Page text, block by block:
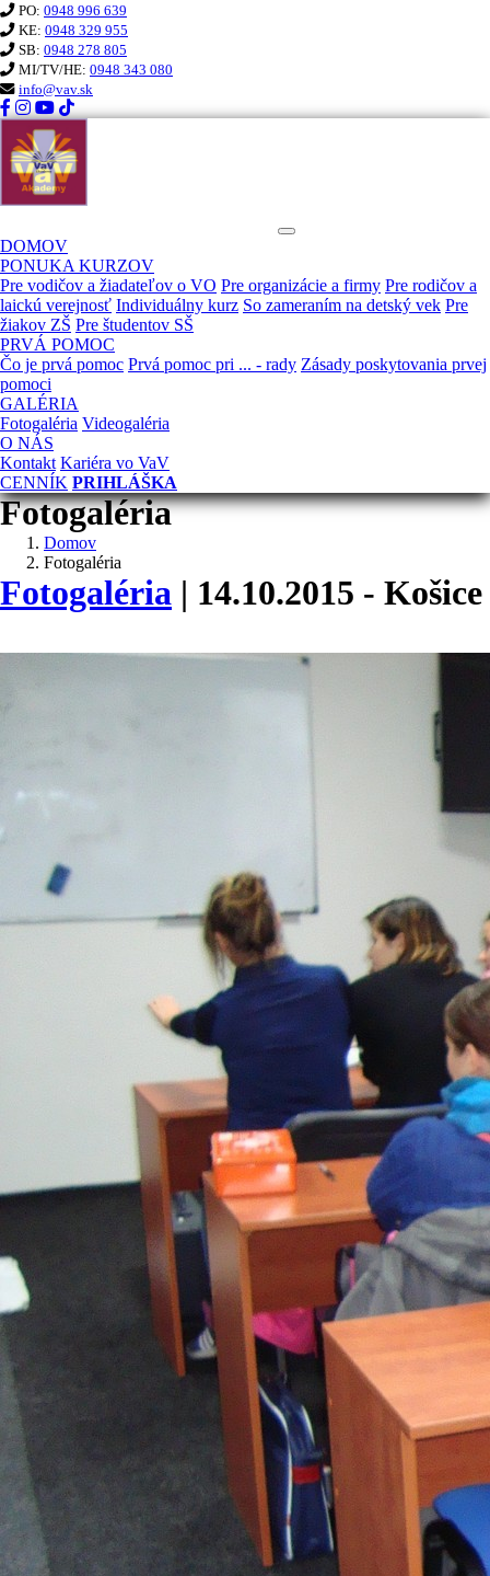
PO: 0948 996 639
KE: 0948 329 955
SB: 0948 278 805
MI/TV/HE: 0948 343 080
info@vav.sk
DOMOV
PONUKA KURZOV
Pre vodičov a žiadateľov o VO Pre organizácie a firmy Pre rodičov a
laickú verejnosť Individuálny kurz So zameraním na detský vek Pre
žiakov ZŠ Pre študentov SŠ
PRVÁ POMOC
Čo je prvá pomoc Prvá pomoc pri ... - rady Zásady poskytovania prvej
pomoci
GALÉRIA
Fotogaléria Videogaléria
O NÁS
Kontakt Kariéra vo VaV
CENNÍK PRIHLÁŠKA
Fotogaléria
Domov
Fotogaléria
Fotogaléria | 14.10.2015 - Košice